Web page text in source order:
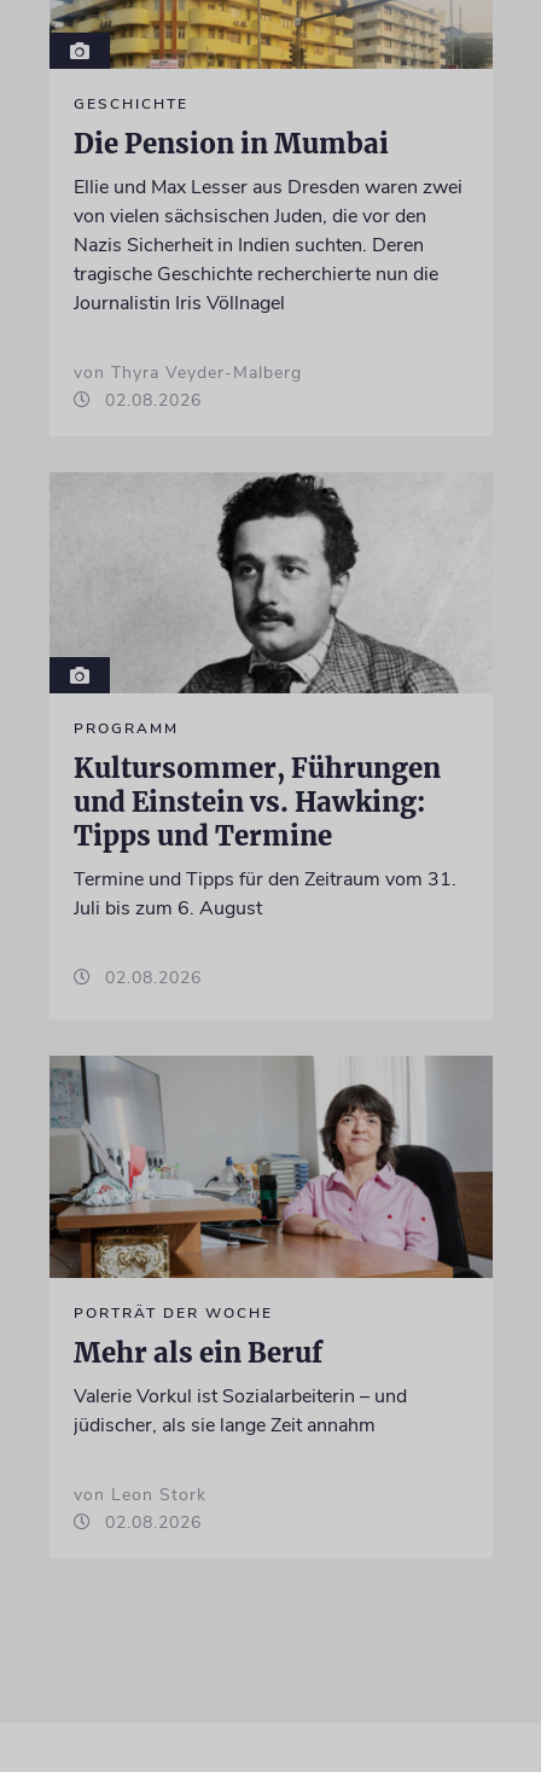
GESCHICHTE
Die Pension in Mumbai
Ellie und Max Lesser aus Dresden waren zwei
von vielen sächsischen Juden, die vor den
Nazis Sicherheit in Indien suchten. Deren
tragische Geschichte recherchierte nun die
Journalistin Iris Völlnagel
von Thyra Veyder-Malberg
02.08.2026
PROGRAMM
Kultursommer, Führungen
und Einstein vs. Hawking:
Tipps und Termine
Termine und Tipps für den Zeitraum vom 31.
Juli bis zum 6. August
02.08.2026
PORTRÄT DER WOCHE
Mehr als ein Beruf
Valerie Vorkul ist Sozialarbeiterin – und
jüdischer, als sie lange Zeit annahm
von Leon Stork
02.08.2026